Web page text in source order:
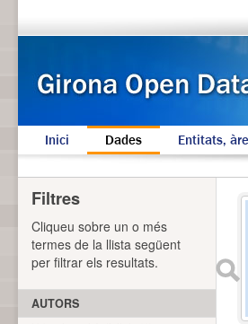
Inici Dades Entitats,
Filtres
Cliqueu sobre un o més
termes de la llista següent
per filtrar els resultats.
AUTORS